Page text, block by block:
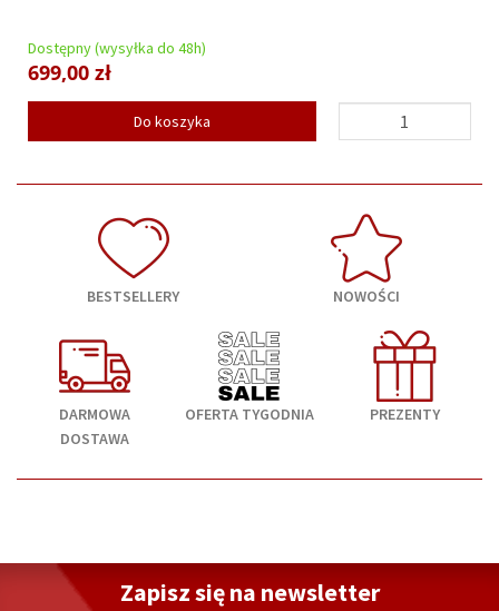
Dostępny (wysyłka do 48h)
699,00 zł
Do koszyka
BESTSELLERY NOWOŚCI
DARMOWA
DOSTAWA
OFERTA TYGODNIA PREZENTY
Zapisz się na newsletter